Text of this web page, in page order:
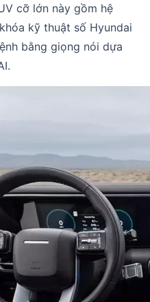
cỡ lớn này gồm hệ
kỹ thuật số Hyundai
bằng giọng nói dựa